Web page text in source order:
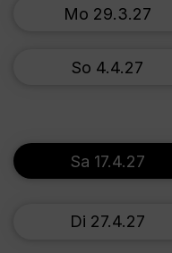
Mo 29.3.27
So 4.4.27
Sa 17.4.27
Di 27.4.27